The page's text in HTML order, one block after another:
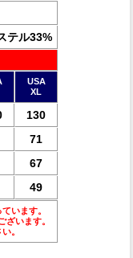
テル33%
USA
XL
130
71
67
49
います。
ざいます。
。